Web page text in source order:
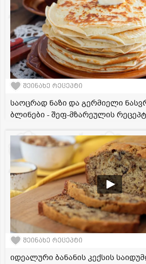
შეინახე რეცეპტი
საოცრად ნაზი და გერმიელი
ბლინები - შეფ-მზარეულის
შეინახე რეცეპტი
იდეალური ბანანის კექსის